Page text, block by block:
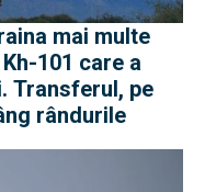
mai multe
101 care a
Transferul, pe
rândurile